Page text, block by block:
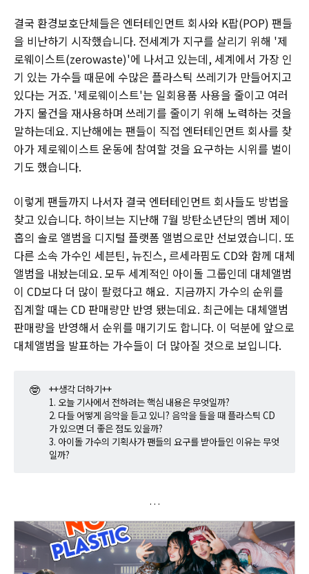
결국 환경보호단체들은 엔터테인먼트 회사와 K팝(POP) 팬들
을 비난하기 시작했습니다. 전세계가 지구를 살리기 위해 '제
로웨이스트(zerowaste)'에 나서고 있는데, 세계에서 가장 인
기 있는 가수들 때문에 수많은 플라스틱 쓰레기가 만들어지고
있다는 거죠. '제로웨이스트'는 일회용품 사용을 줄이고 여러
가지 물건을 재사용하며 쓰레기를 줄이기 위해 노력하는 것을
말하는데요. 지난해에는 팬들이 직접 엔터테인먼트 회사를 찾
아가 제로웨이스트 운동에 참여할 것을 요구하는 시위를 벌이
기도 했습니다.
이렇게 팬들까지 나서자 결국 엔터테인먼트 회사들도 방법을
찾고 있습니다. 하이브는 지난해 7월 방탄소년단의 멤버 제이
홉의 솔로 앨범을 디지털 플랫폼 앨범으로만 선보였습니디. 또
다른 소속 가수인 세븐틴, 뉴진스, 르세라핌도 CD와 함께 대체
앨범을 내놨는데요. 모두 세계적인 아이돌 그룹인데 대체앨범
이 CD보다 더 많이 팔렸다고 해요. 지금까지 가수의 순위를
집계할 때는 CD 판매량만 반영 됐는데요. 최근에는 대체앨범
판매량을 반영해서 순위를 매기기도 합니다. 이 덕분에 앞으로
대체앨범을 발표하는 가수들이 더 많아질 것으로 보입니다.
🤓
++생각 더하기++
1. 오늘 기사에서 전하려는 핵심 내용은 무엇일까?
2. 다들 어떻게 음악을 듣고 있니? 음악을 들을 때 플라스틱 CD
가 있으면 더 좋은 점도 있을까?
3. 아이돌 가수의 기획사가 팬들의 요구를 받아들인 이유는 무엇
일까?